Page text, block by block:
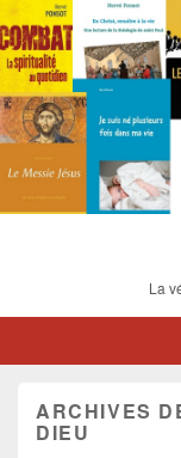
La
ARCHIVES
DIEU